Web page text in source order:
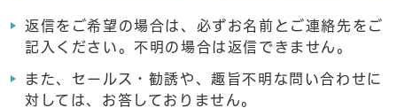
返信をご希望の場合は、必ずお名前とご連絡先をご
記入ください。不明の場合は返信できません。
また、セールス・勧誘や、趣旨不明な問い合わせに
対しては、お答しておりません。